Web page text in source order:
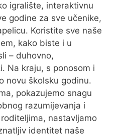
igralište, interaktivnu
godine za sve učenike,
Koristite sve naše
kako biste i u
– duhovno,
Na kraju, s ponosom i
novu školsku godinu.
pokazujemo snagu
razumijevanja i
nastavljamo
identitet naše